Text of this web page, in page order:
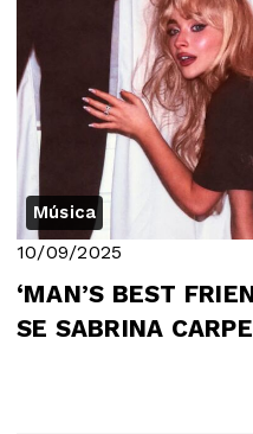
Música
10/09/2025
‘MAN’S BEST
SE SABRINA